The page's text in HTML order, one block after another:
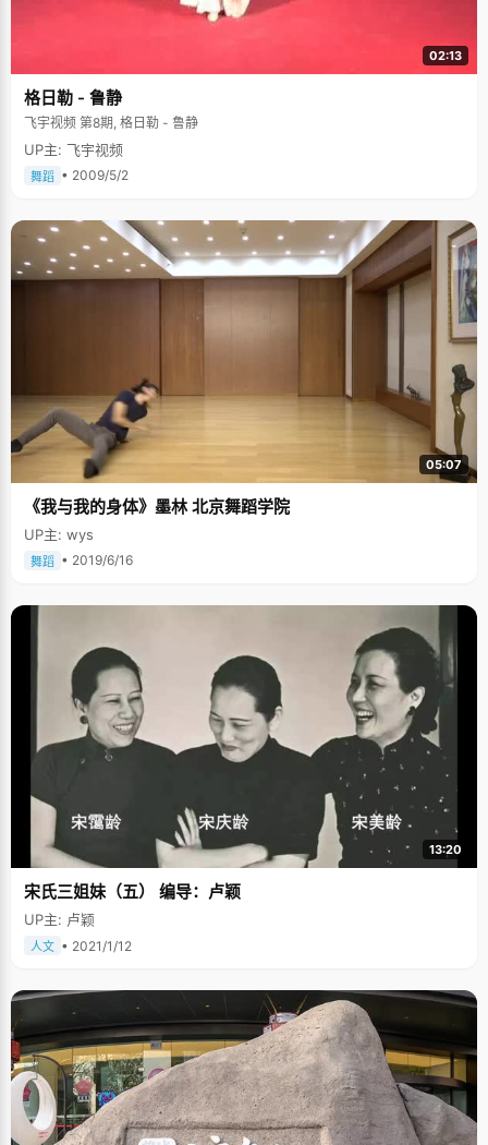
02:13
格日勒 - 鲁静
飞宇视频 第8期, 格日勒 - 鲁静
UP主: 飞宇视频
舞蹈 • 2009/5/2
05:07
《我与我的身体》墨林 北京舞蹈学院
UP主: wys
舞蹈 • 2019/6/16
13:20
宋氏三姐妹（五） 编导：卢颖
UP主: 卢颖
人文 • 2021/1/12